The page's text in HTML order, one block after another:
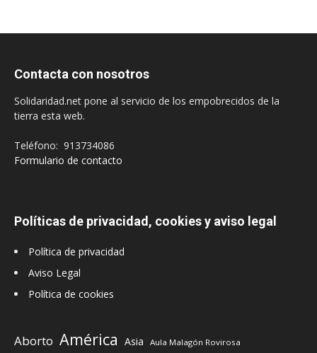
Contacta con nosotros
Solidaridad.net pone al servicio de los empobrecidos de la
tierra esta web.
Teléfono: 913734086
Formulario de contacto
Políticas de privacidad, cookies y aviso legal
Política de privacidad
Aviso Legal
Política de cookies
Aborto América Asia Aula Malagón Rovirosa